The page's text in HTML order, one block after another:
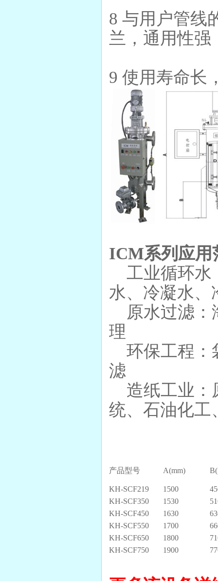
8 与用户管线
兰，通用性强
9 使用寿命长
ICM系列应用
工业循环水
水、冷凝水、
原水过滤：
理
环保工程：
滤
造纸工业：
统、石油化工
产品型号 A(mm)
KH-SCF219 1500
KH-SCF350
1530
KH-SCF450
1630
KH-SCF550
1700
KH-SCF650
1800
KH-SCF750
1900